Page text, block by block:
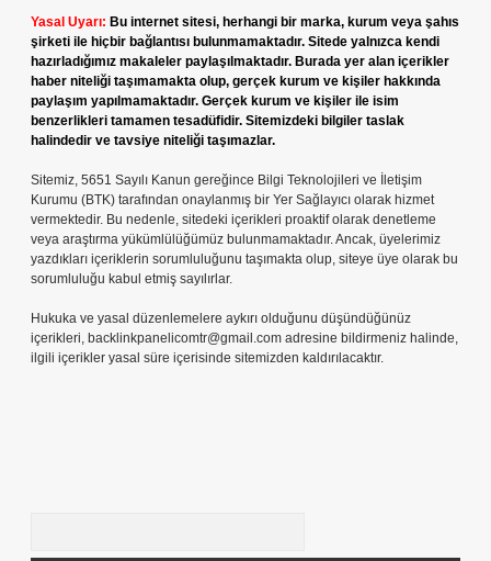
Yasal Uyarı: Bu internet sitesi, herhangi bir marka, kurum veya şahıs
şirketi ile hiçbir bağlantısı bulunmamaktadır. Sitede yalnızca kendi
hazırladığımız makaleler paylaşılmaktadır. Burada yer alan içerikler
haber niteliği taşımamakta olup, gerçek kurum ve kişiler hakkında
paylaşım yapılmamaktadır. Gerçek kurum ve kişiler ile isim
benzerlikleri tamamen tesadüfidir. Sitemizdeki bilgiler taslak
halindedir ve tavsiye niteliği taşımazlar.
Sitemiz, 5651 Sayılı Kanun gereğince Bilgi Teknolojileri ve İletişim
Kurumu (BTK) tarafından onaylanmış bir Yer Sağlayıcı olarak hizmet
vermektedir. Bu nedenle, sitedeki içerikleri proaktif olarak denetleme
veya araştırma yükümlülüğümüz bulunmamaktadır. Ancak, üyelerimiz
yazdıkları içeriklerin sorumluluğunu taşımakta olup, siteye üye olarak bu
sorumluluğu kabul etmiş sayılırlar.
Hukuka ve yasal düzenlemelere aykırı olduğunu düşündüğünüz
içerikleri, backlinkpanelicomtr@gmail.com adresine bildirmeniz halinde,
ilgili içerikler yasal süre içerisinde sitemizden kaldırılacaktır.